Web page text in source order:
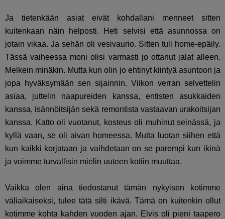
Ja tietenkään asiat eivät kohdallani menneet sitten
kuitenkaan näin helposti. Heti selvisi että asunnossa on
jotain vikaa. Ja sehän oli vesivaurio. Sitten tuli home-epäily.
Tässä vaiheessa moni olisi varmasti jo ottanut jalat alleen.
Melkein minäkin. Mutta kun olin jo ehtinyt kiintyä asuntoon ja
jopa hyväksymään sen sijainnin. Viikon verran selvettelin
asiaa, juttelin naapureiden kanssa, entisten asukkaiden
kanssa, isännöitsijän sekä remontista vastaavan urakoitsijan
kanssa. Katto oli vuotanut, kosteus oli muhinut seinässä, ja
kyllä vaan, se oli aivan homeessa. Mutta luotan siihen että
kun kaikki korjataan ja vaihdetaan on se parempi kun ikinä
ja voimme turvallisin mielin uuteen kotiin muuttaa.
Vaikka olen aina tiedostanut tämän nykyisen kotimme
väliaikaiseksi, tulee tätä silti ikävä. Tämä on kuitenkin ollut
kotimme kohta kahden vuoden ajan. Elvis oli pieni taapero